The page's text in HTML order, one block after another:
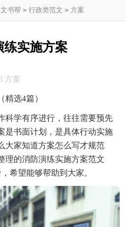
文书帮 > 行政类范文 > 方案
练实施方案
方案
选4篇）
学有序进行，往往需要预先
是书面计划，是具体行动实施
大家知道方案怎么写才规范
理的消防演练实施方案范文
希望能够帮助到大家。